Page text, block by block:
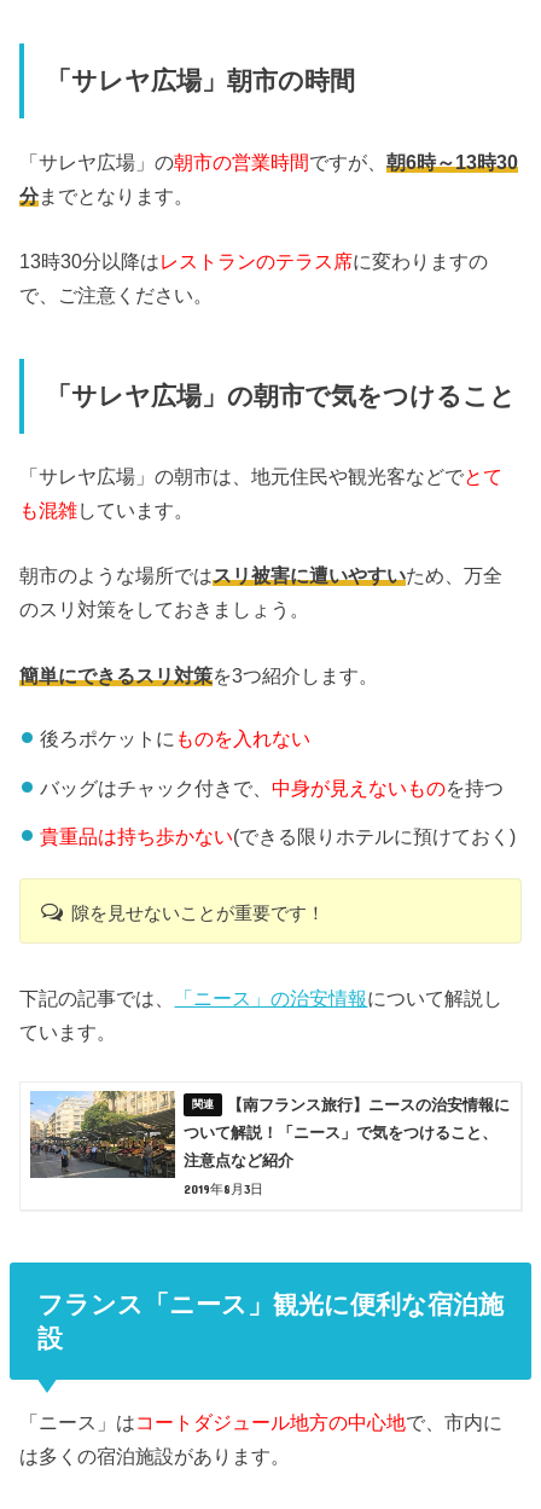
「サレヤ広場」朝市の時間
「サレヤ広場」の朝市の営業時間ですが、朝6時～13時30
分までとなります。
13時30分以降はレストランのテラス席に変わりますの
で、ご注意ください。
「サレヤ広場」の朝市で気をつけること
「サレヤ広場」の朝市は、地元住民や観光客などでとて
も混雑しています。
朝市のような場所ではスリ被害に遭いやすいため、万全
のスリ対策をしておきましょう。
簡単にできるスリ対策を3つ紹介します。
後ろポケットに ものを入れない
バッグはチャック付きで、 中身が見えないものを持つ
貴重品は持ち歩かない(できる限りホテルに預けておく)
隙を見せないことが重要です！
下記の記事では、 「ニース」の治安情報について解説し
ています。
【南フランス旅行】ニースの治安情報に
ついて解説！「ニース」で気をつけること、
注意点など紹介
2019年8月3日
フランス「ニース」観光に便利な宿泊施
設
「ニース」はコートダジュール地方の中心地で、市内に
は多くの宿泊施設があります。